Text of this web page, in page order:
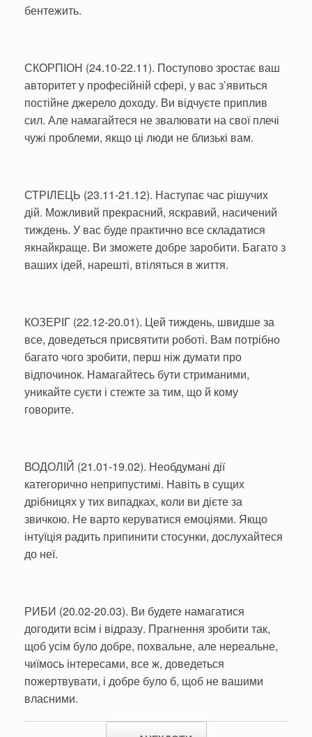
бентежить.
СКОРПІОН (24.10-22.11). Поступово зростає ваш
авторитет у професійній сфері, у вас з’явиться
постійне джерело доходу. Ви відчуєте приплив
сил. Але намагайтеся не звалювати на свої плечі
чужі проблеми, якщо ці люди не близькі вам.
СТРІЛЕЦЬ (23.11-21.12). Наступає час рішучих
дій. Можливий прекрасний, яскравий, насичений
тиждень. У вас буде практично все складатися
якнайкраще. Ви зможете добре заробити. Багато з
ваших ідей, нарешті, втіляться в життя.
КОЗЕРІГ (22.12-20.01). Цей тиждень, швидше за
все, доведеться присвятити роботі. Вам потрібно
багато чого зробити, перш ніж думати про
відпочинок. Намагайтесь бути стриманими,
уникайте суєти і стежте за тим, що й кому
говорите.
ВОДОЛІЙ (21.01-19.02). Необдумані дії
категорично неприпустимі. Навіть в сущих
дрібницях у тих випадках, коли ви дієте за
звичкою. Не варто керуватися емоціями. Якщо
інтуїція радить припинити стосунки, дослухайтеся
до неї.
РИБИ (20.02-20.03). Ви будете намагатися
догодити всім і відразу. Прагнення зробити так,
щоб усім було добре, похвальне, але нереальне,
чиїмось інтересами, все ж, доведеться
пожертвувати, і добре було б, щоб не вашими
власними.